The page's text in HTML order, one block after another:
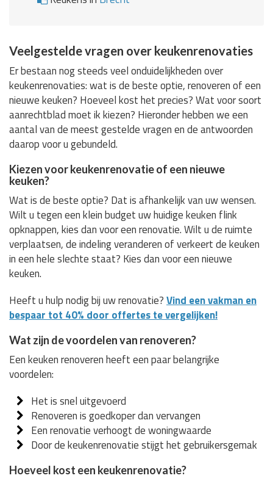
Veelgestelde vragen over keukenrenovaties
Er bestaan nog steeds veel onduidelijkheden over
keukenrenovaties: wat is de beste optie, renoveren of een
nieuwe keuken? Hoeveel kost het precies? Wat voor soort
aanrechtblad moet ik kiezen? Hieronder hebben we een
aantal van de meest gestelde vragen en de antwoorden
daarop voor u gebundeld.
Kiezen voor keukenrenovatie of een nieuwe
keuken?
Wat is de beste optie? Dat is afhankelijk van uw wensen.
Wilt u tegen een klein budget uw huidige keuken flink
opknappen, kies dan voor een renovatie. Wilt u de ruimte
verplaatsen, de indeling veranderen of verkeert de keuken
in een hele slechte staat? Kies dan voor een nieuwe
keuken.
Heeft u hulp nodig bij uw renovatie?Vind een vakman en
bespaar tot 40% door offertes te vergelijken!
Wat zijn de voordelen van renoveren?
Een keuken renoveren heeft een paar belangrijke
voordelen:
Het is snel uitgevoerd
Renoveren is goedkoper dan vervangen
Een renovatie verhoogt de woningwaarde
Door de keukenrenovatie stijgt het gebruikersgemak
Hoeveel kost een keukenrenovatie?